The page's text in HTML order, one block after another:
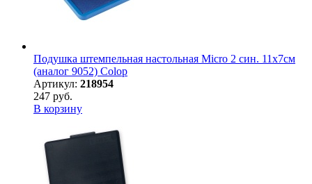
Подушка штемпельная настольная Micro 2 син. 11х7см
(аналог 9052) Colop
Артикул: 218954
247 руб.
В корзину